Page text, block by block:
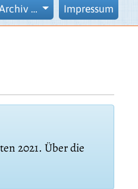
… Impressum
2021. Über die